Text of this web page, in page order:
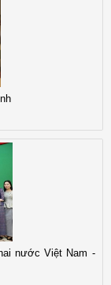
nước Việt Nam -